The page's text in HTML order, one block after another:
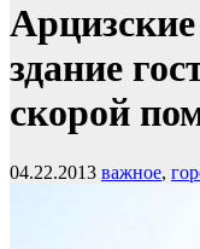
здание
скорой
04.22.2013 важное,